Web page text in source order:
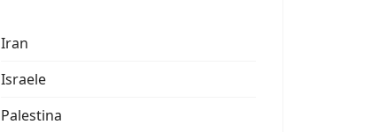
Iran
Israele
Palestina